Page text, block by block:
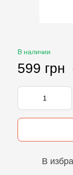
В наличии
599 грн
В